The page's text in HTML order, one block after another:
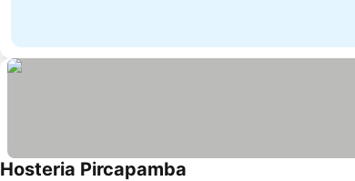
Hosteria Pircapamba